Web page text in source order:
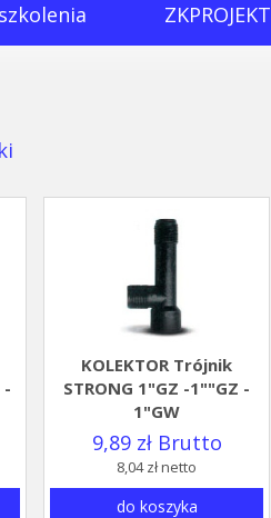
ZKPROJEKT
-
KOLEKTOR Trójnik
STRONG 1"GZ -1""GZ -
1"GW
9,89 zł Brutto
8,04 zł netto
do koszyka